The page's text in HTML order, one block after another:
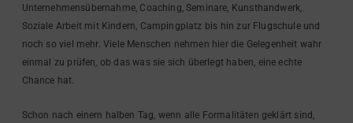
Unternehmensübernahme, Coaching, Seminare, Kunsthandwerk,
Soziale Arbeit mit Kindern, Campingplatz bis hin zur Flugschule und
noch so viel mehr. Viele Menschen nehmen hier die Gelegenheit wahr
einmal zu prüfen, ob das was sie sich überlegt haben, eine echte
Chance hat.
Schon nach einem halben Tag, wenn alle Formalitäten geklärt sind,